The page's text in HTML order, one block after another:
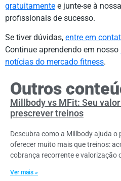
gratuitamente e junte-se à
profissionais de sucesso.
Se tiver dúvidas, entre em
Continue aprendendo em nosso
notícias do mercado fitness.
Outros
Millbody vs MFit: Seu
prescrever treinos
Descubra como a Millbody ajuda o
oferecer muito mais que treinos:
cobrança recorrente e valorização
Ver mais »